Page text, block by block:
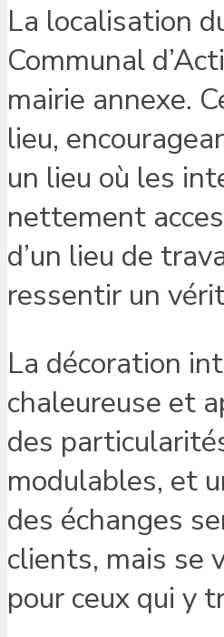
La localisation
Communal
mairie annexe.
lieu,
un lieu où les
nettement
d’un lieu de
ressentir un
La décoration
chaleureuse et
des
modulables, et
des échanges
clients, mais se
pour ceux qui y